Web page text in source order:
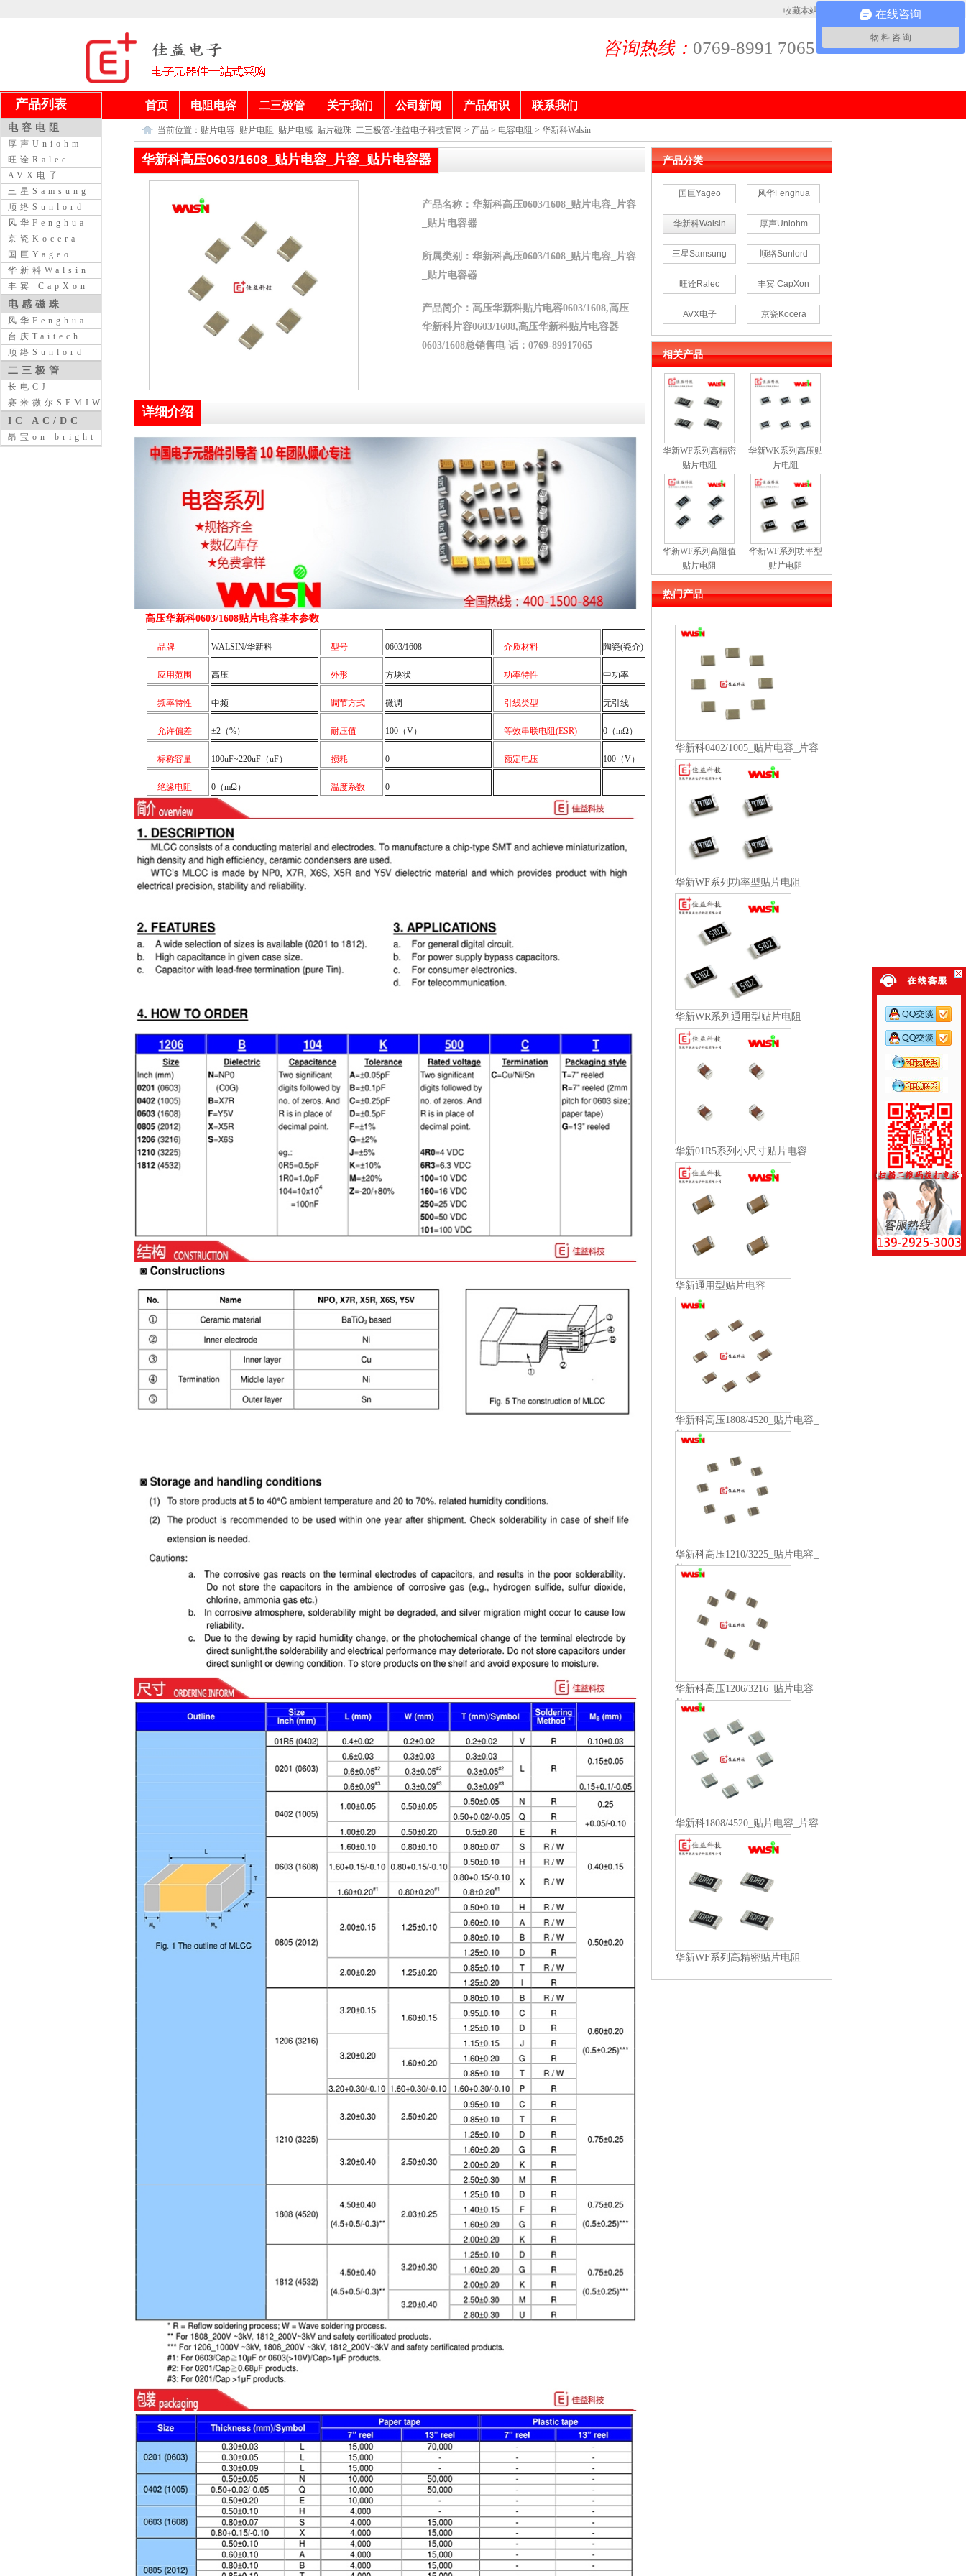
收藏本站
咨询热线： 0769-8991 7065
首页 电阻电容 二三极管 关于我们 公司新闻 产品知识 联系我们
当前位置： 贴片电容_贴片电阻_贴片电感_贴片磁珠_二三极管-佳益电子科技官网 > 产品 > 电容电阻 > 华新科Walsin
华新科高压0603/1608_贴片电容_片容_贴片电容器
产品名称：华新科高压0603/1608_贴片电容_片容
_贴片电容器
所属类别：华新科高压0603/1608_贴片电容_片容
_贴片电容器
产品简介：高压华新科贴片电容0603/1608,高压
华新科片容0603/1608,高压华新科贴片电容器
0603/1608总销售电 话：0769-89917065
详细介绍
高压华新科0603/1608贴片电容基本参数
品牌 WALSIN/华新科 型号 0603/1608 介质材料 陶瓷(瓷介)
应用范围 高压 外形 方块状 功率特性 中功率
频率特性 中频 调节方式 微调 引线类型 无引线
允许偏差 ±2（%） 耐压值 100（V） 等效串联电阻(ESR) 0（mΩ）
标称容量 100uF~220uF（uF） 损耗 0 额定电压 100（V）
绝缘电阻 0（mΩ） 温度系数 0
产品分类
国巨Yageo 风华Fenghua
华新科Walsin 厚声Uniohm
三星Samsung 顺络Sunlord
旺诠Ralec 丰宾 CapXon
AVX电子 京瓷Kocera
相关产品
华新WF系列高精密
贴片电阻
华新WK系列高压贴
片电阻
华新WF系列高阻值
贴片电阻
华新WF系列功率型
贴片电阻
热门产品
华新科0402/1005_贴片电容_片容
_...
华新WF系列功率型贴片电阻
华新WR系列通用型贴片电阻
华新01R5系列小尺寸贴片电容
华新通用型贴片电容
华新科高压1808/4520_贴片电容_
片...
华新科高压1210/3225_贴片电容_
片...
华新科高压1206/3216_贴片电容_
片...
华新科1808/4520_贴片电容_片容
_...
华新WF系列高精密贴片电阻
产品列表
电容电阻
厚声Uniohm
旺诠Ralec
AVX电子
三星Samsung
顺络Sunlord
风华Fenghua
京瓷Kocera
国巨Yageo
华新科Walsin
丰宾 CapXon
电感磁珠
风华Fenghua
台庆Taitech
顺络Sunlord
二三极管
长电CJ
赛米微尔SEMIWILL
IC AC/DC
昂宝on-bright
在线咨询
物 料 咨 询